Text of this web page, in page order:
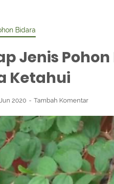
Bidara
Jenis
Ketahui
2020 Tambah Komentar